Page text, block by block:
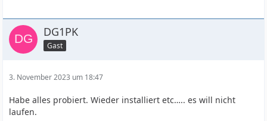
DG1PK
Gast
3. November 2023 um 18:47
Habe alles probiert. Wieder installiert etc….. es will nicht
laufen.